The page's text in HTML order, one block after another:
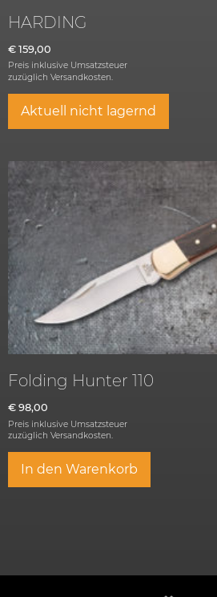
HARDING
€ 159,00
Preis inklusive Umsatzsteuer
zuzüglich Versandkosten.
Aktuell nicht lagernd
Folding Hunter 110
€ 98,00
Preis inklusive Umsatzsteuer
zuzüglich Versandkosten.
In den Warenkorb